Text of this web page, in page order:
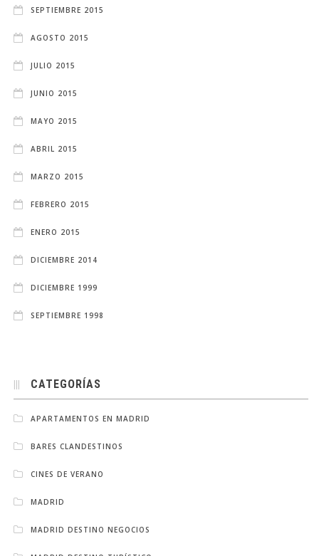
SEPTIEMBRE 2015
AGOSTO 2015
JULIO 2015
JUNIO 2015
MAYO 2015
ABRIL 2015
MARZO 2015
FEBRERO 2015
ENERO 2015
DICIEMBRE 2014
DICIEMBRE 1999
SEPTIEMBRE 1998
CATEGORÍAS
APARTAMENTOS EN MADRID
BARES CLANDESTINOS
CINES DE VERANO
MADRID
MADRID DESTINO NEGOCIOS